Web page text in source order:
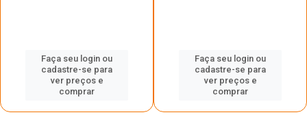
Faça seu login ou
cadastre-se para
ver preços e
comprar
Faça seu login ou
cadastre-se para
ver preços e
comprar